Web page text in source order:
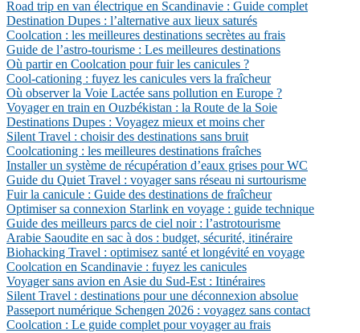
Road trip en van électrique en Scandinavie : Guide complet
Destination Dupes : l’alternative aux lieux saturés
Coolcation : les meilleures destinations secrètes au frais
Guide de l’astro-tourisme : Les meilleures destinations
Où partir en Coolcation pour fuir les canicules ?
Cool-cationing : fuyez les canicules vers la fraîcheur
Où observer la Voie Lactée sans pollution en Europe ?
Voyager en train en Ouzbékistan : la Route de la Soie
Destinations Dupes : Voyagez mieux et moins cher
Silent Travel : choisir des destinations sans bruit
Coolcationing : les meilleures destinations fraîches
Installer un système de récupération d’eaux grises pour WC
Guide du Quiet Travel : voyager sans réseau ni surtourisme
Fuir la canicule : Guide des destinations de fraîcheur
Optimiser sa connexion Starlink en voyage : guide technique
Guide des meilleurs parcs de ciel noir : l’astrotourisme
Arabie Saoudite en sac à dos : budget, sécurité, itinéraire
Biohacking Travel : optimisez santé et longévité en voyage
Coolcation en Scandinavie : fuyez les canicules
Voyager sans avion en Asie du Sud-Est : Itinéraires
Silent Travel : destinations pour une déconnexion absolue
Passeport numérique Schengen 2026 : voyagez sans contact
Coolcation : Le guide complet pour voyager au frais